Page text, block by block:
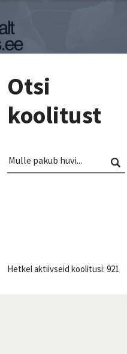
Otsi
koolitust
Mulle
pakub
Otsi
Hetkel aktiivseid koolitusi: 921